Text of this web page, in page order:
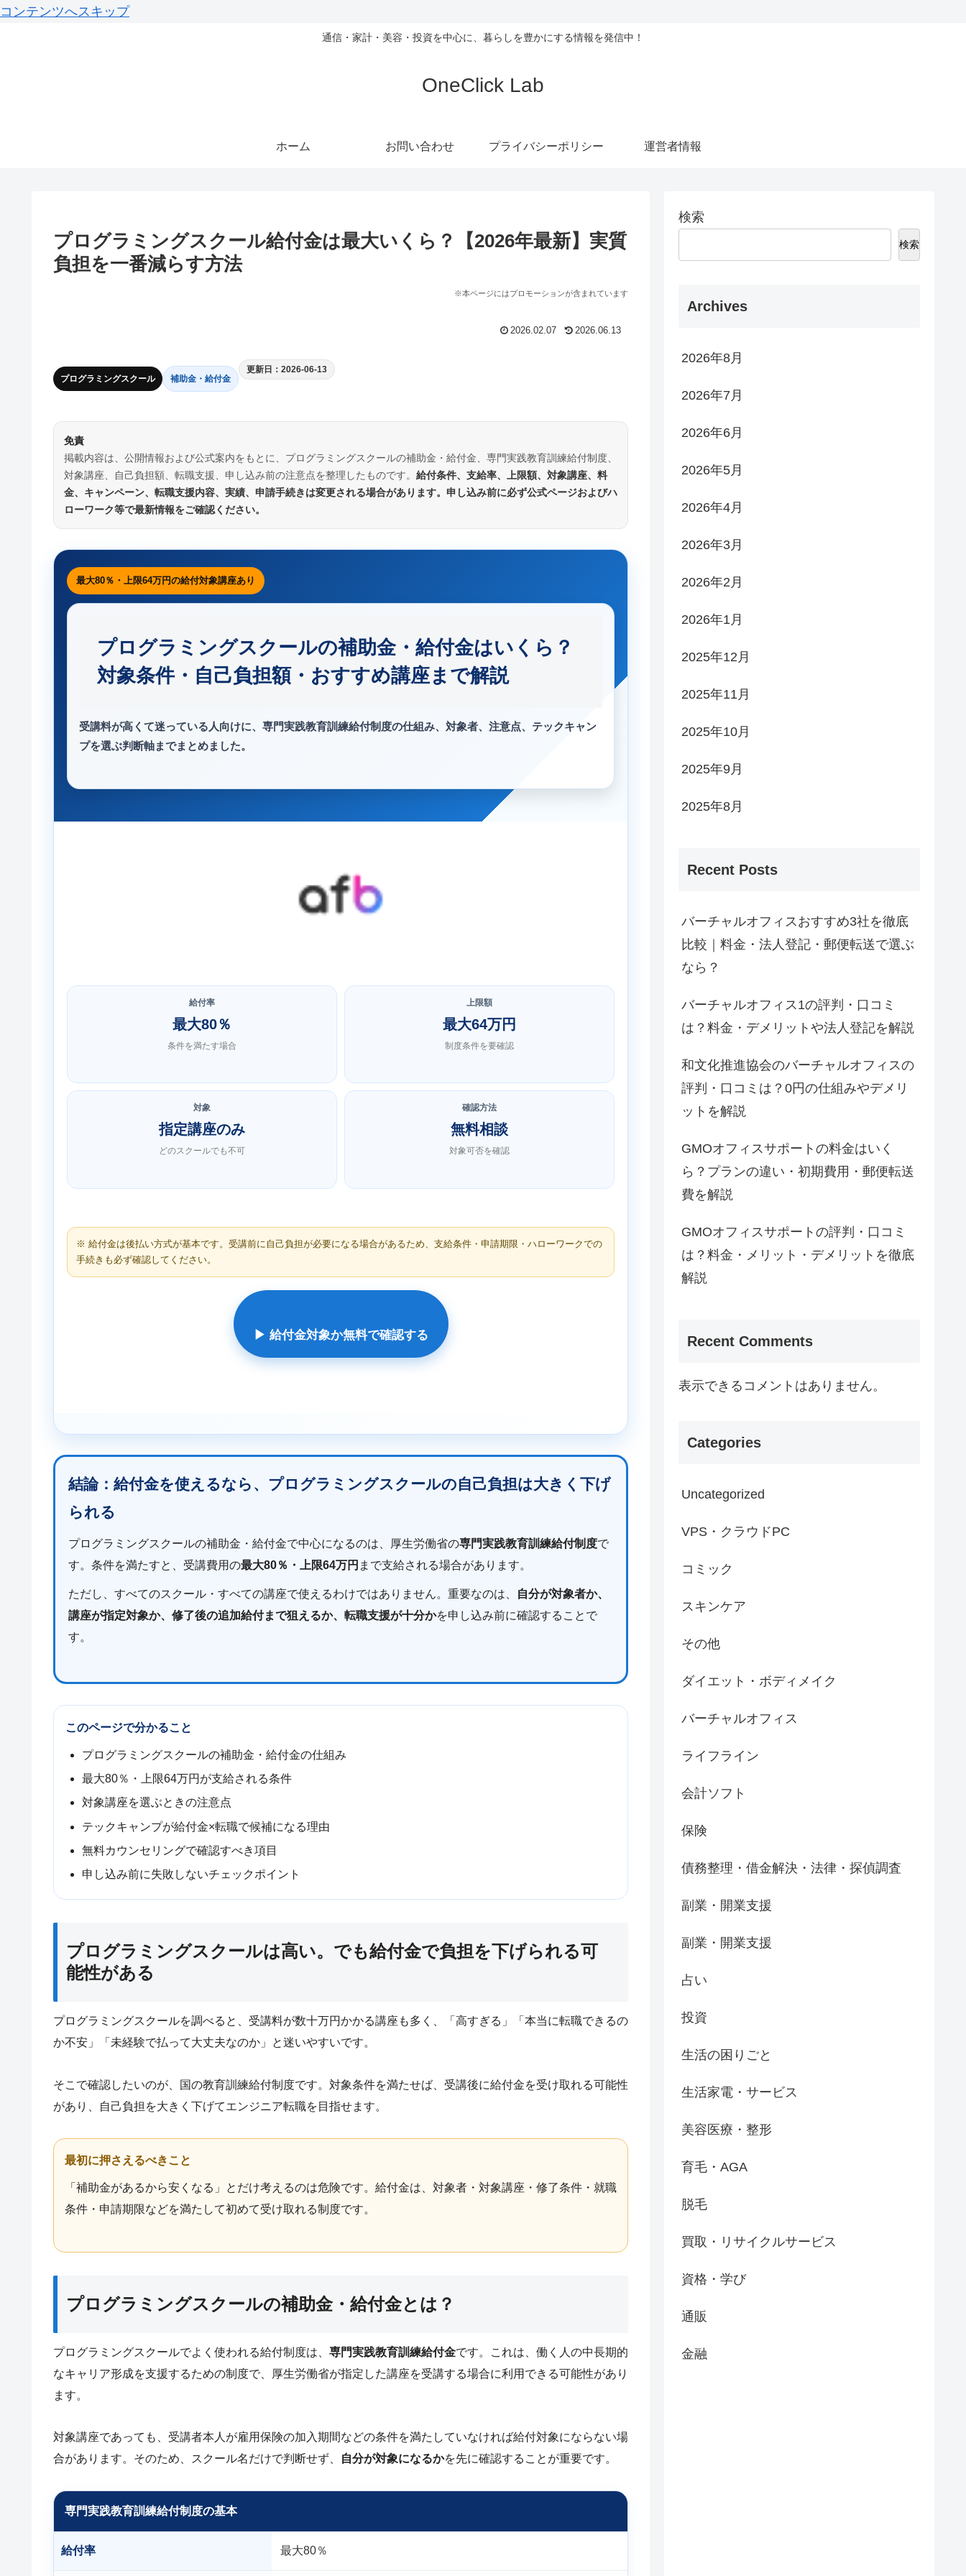
コンテンツへスキップ
通信・家計・美容・投資を中心に、暮らしを豊かにする情報を発信中！
OneClick Lab
ホーム お問い合わせ プライバシーポリシー 運営者情報
プログラミングスクール給付金は最大いくら？【2026年最新】実質
負担を一番減らす方法
※本ページにはプロモーションが含まれています
2026.02.07 2026.06.13
プログラミングスクール 補助金・給付金
更新日：2026-06-13
免責
掲載内容は、公開情報および公式案内をもとに、プログラミングスクールの補助金・給付金、専門実践教育訓練給付制度、
対象講座、自己負担額、転職支援、申し込み前の注意点を整理したものです。 給付条件、支給率、上限額、対象講座、料
金、キャンペーン、転職支援内容、実績、申請手続きは変更される場合があります。申し込み前に必ず公式ページおよびハ
ローワーク等で最新情報をご確認ください。
最大80％・上限64万円の給付対象講座あり
プログラミングスクールの補助金・給付金はいくら？
対象条件・自己負担額・おすすめ講座まで解説
受講料が高くて迷っている人向けに、専門実践教育訓練給付制度の仕組み、対象者、注意点、テックキャン
プを選ぶ判断軸までまとめました。
給付率
最大80％
条件を満たす場合
上限額
最大64万円
制度条件を要確認
対象
指定講座のみ
どのスクールでも不可
確認方法
無料相談
対象可否を確認
※ 給付金は後払い方式が基本です。受講前に自己負担が必要になる場合があるため、支給条件・申請期限・ハローワークでの
手続きも必ず確認してください。
▶ 給付金対象か無料で確認する
結論：給付金を使えるなら、プログラミングスクールの自己負担は大きく下げ
られる
プログラミングスクールの補助金・給付金で中心になるのは、厚生労働省の専門実践教育訓練給付制度で
す。条件を満たすと、受講費用の最大80％・上限64万円 まで支給される場合があります。
ただし、すべてのスクール・すべての講座で使えるわけではありません。重要なのは、
自分が対象者か、
講座が指定対象か、修了後の追加給付まで狙えるか、転職支援が十分かを申し込み前に確認することで
す。
このページで分かること
プログラミングスクールの補助金・給付金の仕組み
最大80％・上限64万円が支給される条件
対象講座を選ぶときの注意点
テックキャンプが給付金×転職で候補になる理由
無料カウンセリングで確認すべき項目
申し込み前に失敗しないチェックポイント
プログラミングスクールは高い。でも給付金で負担を下げられる可
能性がある
プログラミングスクールを調べると、受講料が数十万円かかる講座も多く、「高すぎる」「本当に転職できるの
か不安」「未経験で払って大丈夫なのか」と迷いやすいです。
そこで確認したいのが、国の教育訓練給付制度です。対象条件を満たせば、受講後に給付金を受け取れる可能性
があり、自己負担を大きく下げてエンジニア転職を目指せます。
最初に押さえるべきこと
「補助金があるから安くなる」とだけ考えるのは危険です。給付金は、対象者・対象講座・修了条件・就職
条件・申請期限などを満たして初めて受け取れる制度です。
プログラミングスクールの補助金・給付金とは？
プログラミングスクールでよく使われる給付制度は、 専門実践教育訓練給付金です。これは、働く人の中長期的
なキャリア形成を支援するための制度で、厚生労働省が指定した講座を受講する場合に利用できる可能性があり
ます。
対象講座であっても、受講者本人が雇用保険の加入期間などの条件を満たしていなければ給付対象にならない場
合があります。そのため、スクール名だけで判断せず、
自分が対象になるかを先に確認することが重要です。
専門実践教育訓練給付制度の基本
給付率 最大80％
検索
検索
Archives
2026年8月
2026年7月
2026年6月
2026年5月
2026年4月
2026年3月
2026年2月
2026年1月
2025年12月
2025年11月
2025年10月
2025年9月
2025年8月
Recent Posts
バーチャルオフィスおすすめ3社を徹底
比較｜料金・法人登記・郵便転送で選ぶ
なら？
バーチャルオフィス1の評判・口コミ
は？料金・デメリットや法人登記を解説
和文化推進協会のバーチャルオフィスの
評判・口コミは？0円の仕組みやデメリ
ットを解説
GMOオフィスサポートの料金はいく
ら？プランの違い・初期費用・郵便転送
費を解説
GMOオフィスサポートの評判・口コミ
は？料金・メリット・デメリットを徹底
解説
Recent Comments
表示できるコメントはありません。
Categories
Uncategorized
VPS・クラウドPC
コミック
スキンケア
その他
ダイエット・ボディメイク
バーチャルオフィス
ライフライン
会計ソフト
保険
債務整理・借金解決・法律・探偵調査
副業・開業支援
副業・開業支援
占い
投資
生活の困りごと
生活家電・サービス
美容医療・整形
育毛・AGA
脱毛
買取・リサイクルサービス
資格・学び
通販
金融